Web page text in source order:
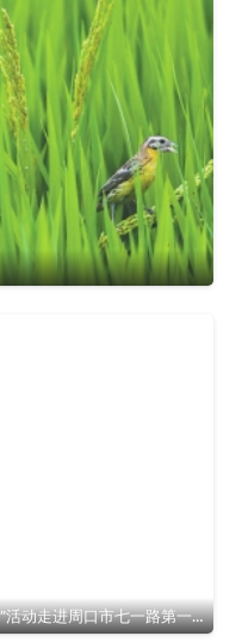
省围棋协会“庆六一围棋进校园公益行”活动走进周口市七一路第一小学